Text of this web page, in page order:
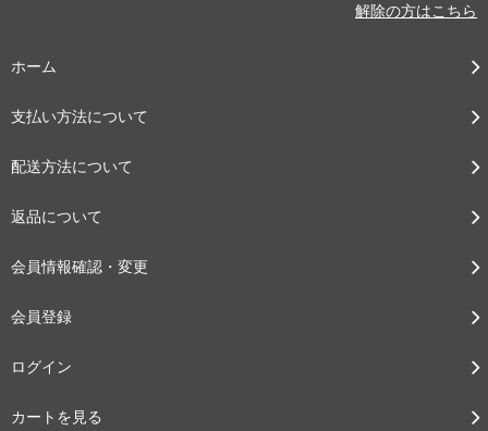
解除の方はこちら
ホーム
支払い方法について
配送方法について
返品について
会員情報確認・変更
会員登録
ログイン
カートを見る